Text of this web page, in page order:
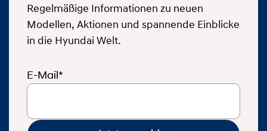
Regelmäßige Informationen zu neuen
Modellen, Aktionen und spannende Einblicke
in die Hyundai Welt.
E-Mail*